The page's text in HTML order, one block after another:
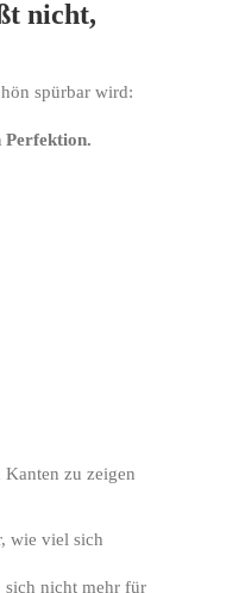
nicht,
spürbar wird:
Perfektion.
zu zeigen
wie viel sich
sich nicht mehr für